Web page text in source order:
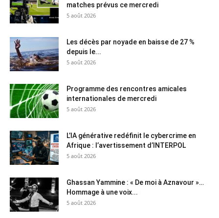
matches prévus ce mercredi
5 août 2026
Les décès par noyade en baisse de 27 %
depuis le...
5 août 2026
Programme des rencontres amicales
internationales de mercredi
5 août 2026
L’IA générative redéfinit le cybercrime en
Afrique : l’avertissement d’INTERPOL
5 août 2026
Ghassan Yammine : « De moi à Aznavour »…
Hommage à une voix...
5 août 2026